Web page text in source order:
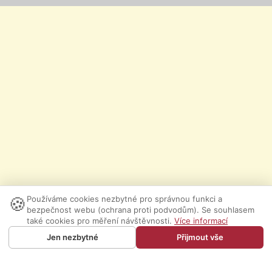
🍪 Používáme cookies nezbytné pro správnou funkci a
bezpečnost webu (ochrana proti podvodům). Se souhlasem
také cookies pro měření návštěvnosti. Více informací
Jen nezbytné
Přijmout vše